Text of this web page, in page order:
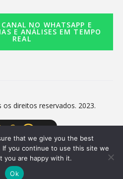
NO WHATSAPP E
E ANÁLISES EM TEMPO
REAL
os direitos reservados. 2023.
that we give you the best
you continue to use this site we
you are happy with it.
Ok